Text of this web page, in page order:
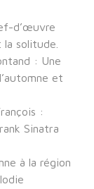
d’œuvre
solitude.
: Une
et
:
Sinatra
à la région